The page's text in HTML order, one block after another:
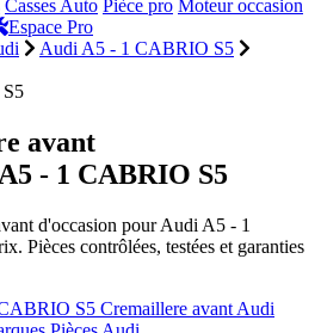
Casses Auto Pièce pro Moteur occasion
Espace Pro
Audi A5 - 1 CABRIO S5
avant
- 1 CABRIO S5
d'occasion pour Audi A5 - 1
Pièces contrôlées, testées et garanties
S5 Cremaillere avant Audi